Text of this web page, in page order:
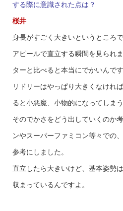
する際に意識された点は？
桜井
身長がすごく大きいというところで
アピールで直立する瞬間を見られ
ターと比べると本当にでかいんです
リドリーはやっぱり大きくなけれ
ると小悪魔、小物的になってしまう
そのでかさをどう出していくのか
ンやスーパーファミコン等々での
参考にしました。
直立したら大きいけど、基本姿勢
収まっているんですよ。